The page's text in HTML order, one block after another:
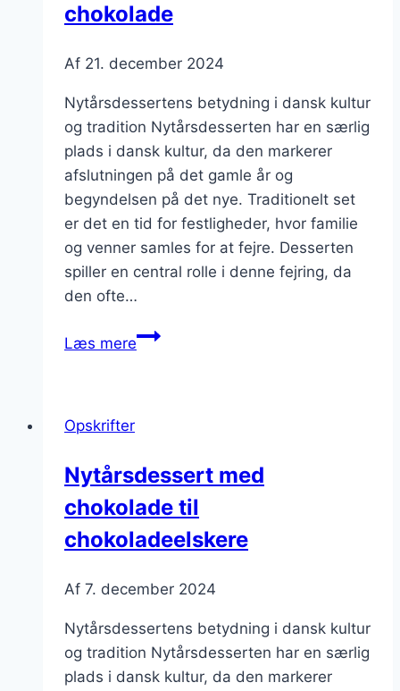
chokolade
Af 21. december 2024
Nytårsdessertens betydning i dansk kultur
og tradition Nytårsdesserten har en særlig
plads i dansk kultur, da den markerer
afslutningen på det gamle år og
begyndelsen på det nye. Traditionelt set
er det en tid for festligheder, hvor familie
og venner samles for at fejre. Desserten
spiller en central rolle i denne fejring, da
den ofte…
Læs mereNytårsdessert
Opskrifter
Nytårsdessert med
chokolade til
chokoladeelskere
Af 7. december 2024
Nytårsdessertens betydning i dansk kultur
og tradition Nytårsdesserten har en særlig
plads i dansk kultur, da den markerer